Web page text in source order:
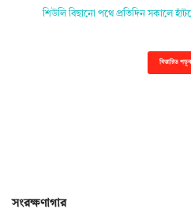
শিউলি বিছানো পথে প্ৰতিদিন সকালে
বিস্তারিত
সংরক্ষণাগার